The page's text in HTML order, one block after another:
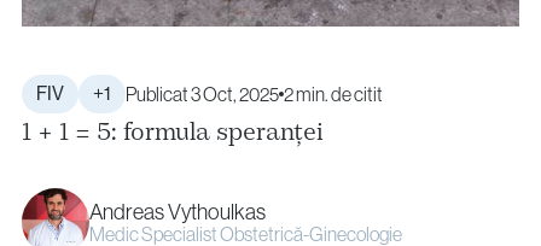
FIV +1 Publicat 3 Oct, 2025 2 min. de citit
1 + 1 = 5: formula speranței
Andreas Vythoulkas
Medic Specialist Obstetrică-Ginecologie